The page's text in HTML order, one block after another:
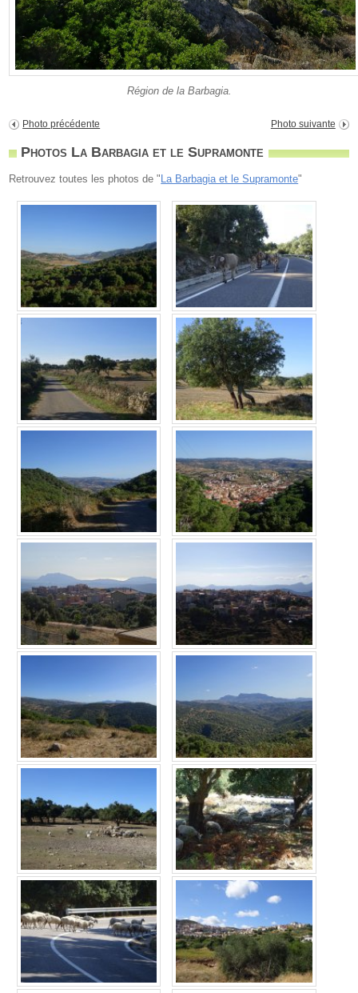
Région de la Barbagia.
Photo précédente Photo suivante
Photos La Barbagia et le Supramonte
Retrouvez toutes les photos de " La Barbagia et le Supramonte"